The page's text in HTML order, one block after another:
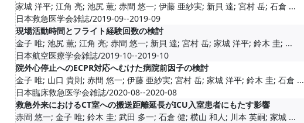
家城 洋平; 江角 亮; 池尻 薫; 赤間 悠一; 伊藤 亜紗実; 新貝 達; 宮村 岳; 石倉 ...
日本救急医学会雑誌/2019-09--2019-09
現場活動時間とフライト経験回数の検討
金子 唯; 池尻 薫; 江角 亮; 赤間 悠一; 新貝 達; 宮村 岳; 家城 洋平; 鈴木 圭; ...
日本航空医療学会雑誌/2019-10--2019-10
院外心停止へのECPR対応へむけた病院前因子の検討
金子 唯; 山口 貴則; 赤間 悠一; 伊藤 亜紗実; 宮村 岳; 家城 洋平; 鈴木 圭; 石倉 ...
日本臨床救急医学会雑誌/2020-08--2020-08
救急外来におけるCT室への搬送距離延長がICU入室患者にもたす影響
赤間 悠一; 金子 唯; 鈴木 圭; 武田 多一; 石倉 健; 横山 和人; 川本 英嗣; 家城 ...